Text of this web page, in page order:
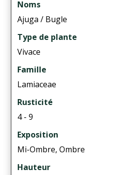
Noms
Ajuga / Bugle
Type de plante
Vivace
Famille
Lamiaceae
Rusticité
4 - 9
Exposition
Mi-Ombre, Ombre
Hauteur